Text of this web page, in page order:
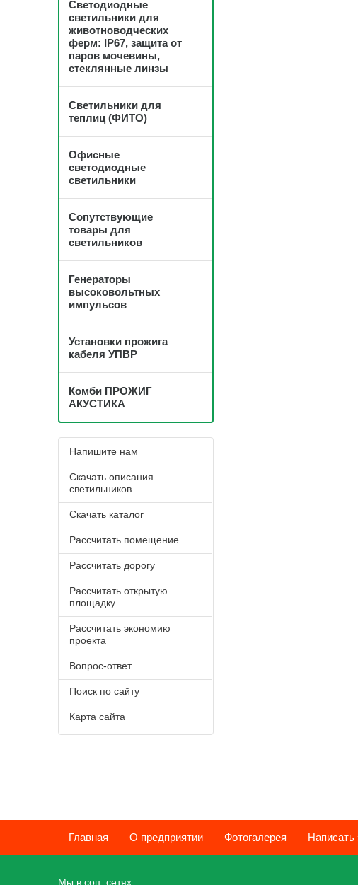
Светодиодные
светильники для
животноводческих
ферм: IP67, защита от
паров мочевины,
стеклянные линзы
Светильники для
теплиц (ФИТО)
Офисные
светодиодные
светильники
Сопутствующие
товары для
светильников
Генераторы
высоковольтных
импульсов
Установки прожига
кабеля УПВР
Комби ПРОЖИГ
АКУСТИКА
Напишите нам
Скачать описания
светильников
Скачать каталог
Рассчитать помещение
Рассчитать дорогу
Рассчитать открытую
площадку
Рассчитать экономию
проекта
Вопрос-ответ
Поиск по сайту
Карта сайта
Главная О предприятии Фотогалерея Написать
Мы в соц. сетях: